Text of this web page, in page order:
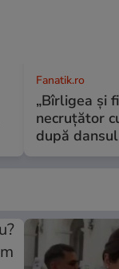
Fanatik.ro
„Bîrligea şi
necruţător
după